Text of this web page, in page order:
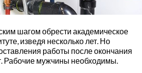
шагом обрести академическое
изведя несколько лет. Но
работы после окончания
Рабочие мужчины необходимы.